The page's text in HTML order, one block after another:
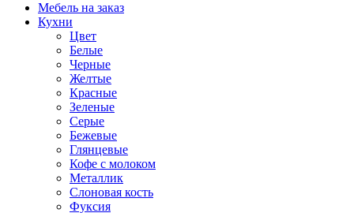
Мебель на заказ
Кухни
Цвет
Белые
Черные
Желтые
Красные
Зеленые
Серые
Бежевые
Глянцевые
Кофе с молоком
Металлик
Слоновая кость
Фуксия